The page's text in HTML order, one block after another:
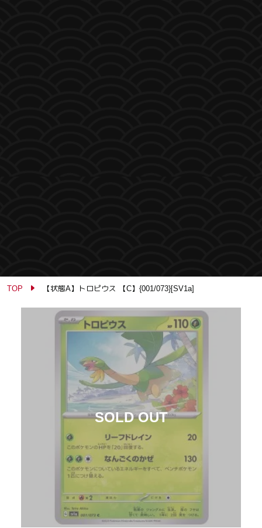
TOP 【状態A】トロピウス 【C】{001/073}[SV1a]